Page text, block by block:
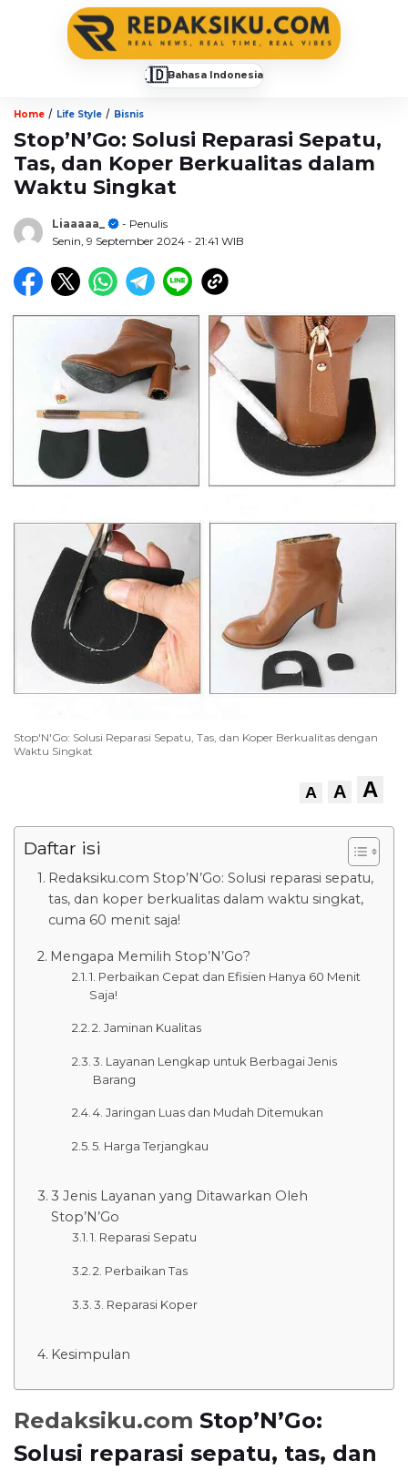
🇮🇩Bahasa Indonesia
Home / Life Style / Bisnis
Stop’N’Go: Solusi Reparasi Sepatu,
Tas, dan Koper Berkualitas dalam
Waktu Singkat
Liaaaaa_
- Penulis
Senin, 9 September 2024 - 21:41 WIB
Stop'N'Go: Solusi Reparasi Sepatu, Tas, dan Koper Berkualitas dengan
Waktu Singkat
A A A
Daftar isi
Redaksiku.com Stop’N’Go: Solusi reparasi sepatu,
tas, dan koper berkualitas dalam waktu singkat,
cuma 60 menit saja!
Mengapa Memilih Stop’N’Go?
1. Perbaikan Cepat dan Efisien Hanya 60 Menit
Saja!
2. Jaminan Kualitas
3. Layanan Lengkap untuk Berbagai Jenis
Barang
4. Jaringan Luas dan Mudah Ditemukan
5. Harga Terjangkau
3 Jenis Layanan yang Ditawarkan Oleh
Stop’N’Go
1. Reparasi Sepatu
2. Perbaikan Tas
3. Reparasi Koper
Kesimpulan
Redaksiku.com Stop’N’Go:
Solusi reparasi sepatu, tas, dan